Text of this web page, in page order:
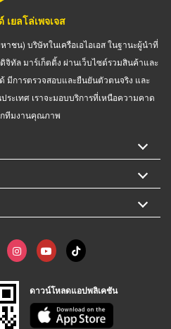
เยลโล่เพจเจส
ชน) บริษัทในเครือเอไอเอส ในฐานะผู้นำที่
ทัล มาร์เก็ตติ้ง ผ่านเว็บไซต์รวมสินค้าและ
มีการตรวจสอบและยืนยันตัวตนจริง และ
ะเทศ เราจะมอบบริการที่เหนือความคาด
ทีมงานคุณภาพ
ดาวน์โหลดแอปพลิเคชัน